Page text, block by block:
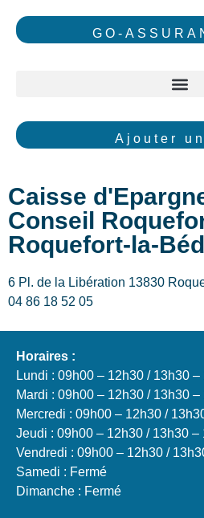
GO-
Ajouter
Caisse
Conseil
Roquefort-la-
6 Pl. de la Libération 13830
04 86 18 52 05
Horaires :
Lundi : 09h00 – 12h30 / 13h30 –
Mardi : 09h00 – 12h30 / 13h30 –
Mercredi : 09h00 – 12h30 /
Jeudi : 09h00 – 12h30 / 13h30 –
Vendredi : 09h00 – 12h30 /
Samedi : Fermé
Dimanche : Fermé